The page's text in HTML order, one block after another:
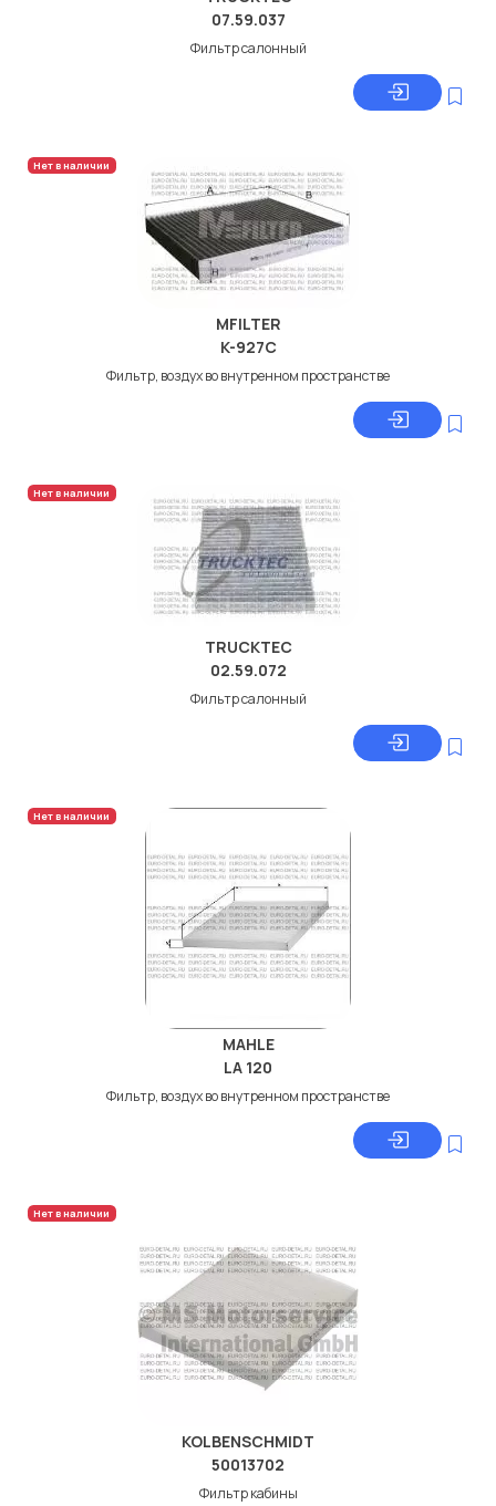
07.59.037
Фильтр салонный
Нет в наличии
MFILTER
K-927C
Фильтр, воздух во внутренном пространстве
Нет в наличии
TRUCKTEC
02.59.072
Фильтр салонный
Нет в наличии
MAHLE
LA 120
Фильтр, воздух во внутренном пространстве
Нет в наличии
KOLBENSCHMIDT
50013702
Фильтр кабины